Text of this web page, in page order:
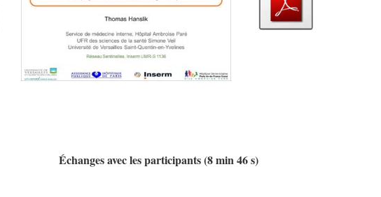
Échanges avec les participants (8 min 46 s)